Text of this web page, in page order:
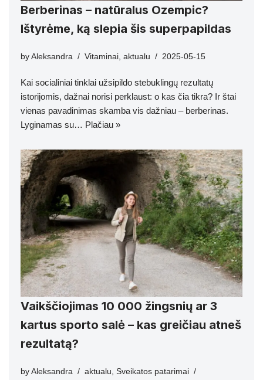
Berberinas – natūralus Ozempic?
Ištyrėme, ką slepia šis superpapildas
by Aleksandra Vitaminai aktualu 2025-05-15
Kai socialiniai tinklai užsipildo stebuklingų rezultatų
istorijomis, dažnai norisi perklaust: o kas čia tikra? Ir štai
vienas pavadinimas skamba vis dažniau – berberinas.
Lyginamas su… Plačiau »
Vaikščiojimas 10 000 žingsnių ar 3
kartus sporto salė – kas greičiau atneš
rezultatą?
by Aleksandra aktualu, Sveikatos patarimai